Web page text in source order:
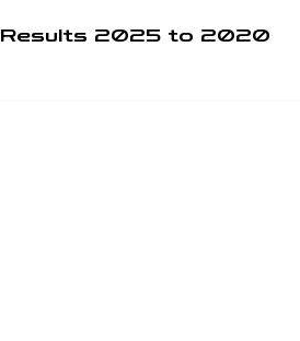
Results 2025 to 2020